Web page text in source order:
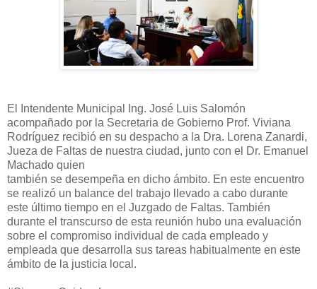
El Intendente Municipal Ing. José Luis Salomón
acompañado por la Secretaria de Gobierno Prof. Viviana
Rodríguez recibió en su despacho a la Dra. Lorena Zanardi,
Jueza de Faltas de nuestra ciudad, junto con el Dr. Emanuel
Machado quien
también se desempeña en dicho ámbito. En este encuentro
se realizó un balance del trabajo llevado a cabo durante
este último tiempo en el Juzgado de Faltas. También
durante el transcurso de esta reunión hubo una evaluación
sobre el compromiso individual de cada empleado y
empleada que desarrolla sus tareas habitualmente en este
ámbito de la justicia local.